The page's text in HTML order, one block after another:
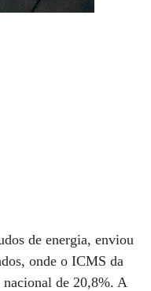
de energia, enviou
onde o ICMS da
de 20,8%. A